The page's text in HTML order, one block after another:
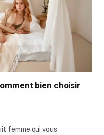
bien choisir
femme qui vous